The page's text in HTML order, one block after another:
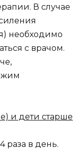
В случае
необходимо
с врачом.
и дети старше
раза в день.